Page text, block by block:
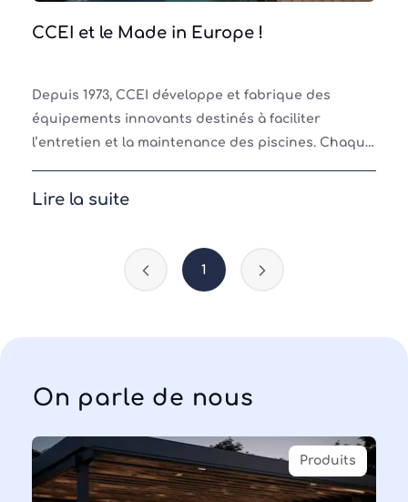
CCEI et le Made in Europe !
Depuis 1973, CCEI développe et fabrique des
équipements innovants destinés à faciliter
l’entretien et la maintenance des piscines. Chaque
service R&
Lire la suite
1
On parle de nous
Produits